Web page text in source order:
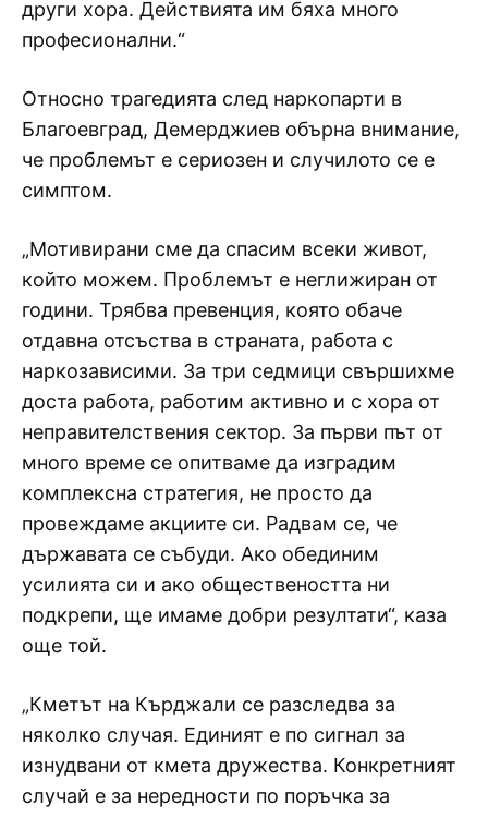
други хора. Действията им бяха много
професионални.“
Относно трагедията след наркопарти в
Благоевград, Демерджиев обърна внимание,
че проблемът е сериозен и случилото се е
симптом.
„Мотивирани сме да спасим всеки живот,
който можем. Проблемът е неглижиран от
години. Трябва превенция, която обаче
отдавна отсъства в страната, работа с
наркозависими. За три седмици свършихме
доста работа, работим активно и с хора от
неправителствения сектор. За първи път от
много време се опитваме да изградим
комплексна стратегия, не просто да
провеждаме акциите си. Радвам се, че
държавата се събуди. Ако обединим
усилията си и ако обществеността ни
подкрепи, ще имаме добри резултати“, каза
още той.
„Кметът на Кърджали се разследва за
няколко случая. Единият е по сигнал за
изнудвани от кмета дружества. Конкретният
случай е за нередности по поръчка за